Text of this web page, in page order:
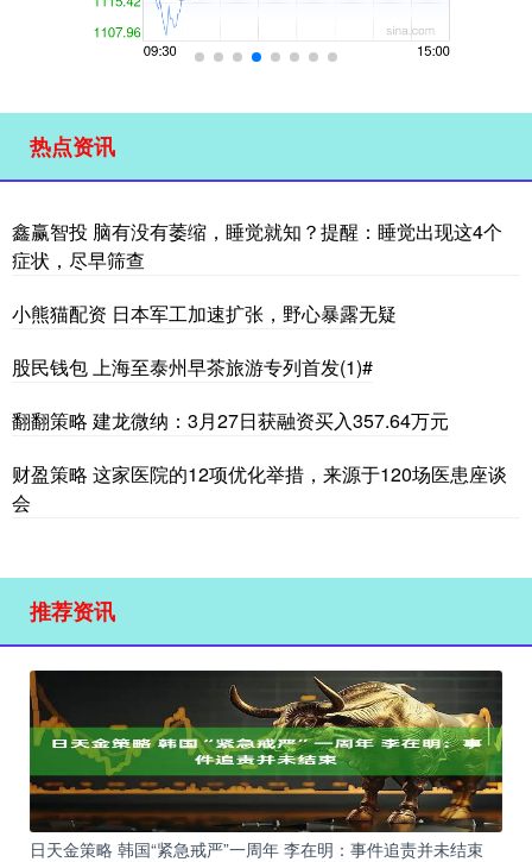
热点资讯
鑫赢智投 脑有没有萎缩，睡觉就知？提醒：睡觉出现这4个
症状，尽早筛查
小熊猫配资 日本军工加速扩张，野心暴露无疑
股民钱包 上海至泰州早茶旅游专列首发(1)#
翻翻策略 建龙微纳：3月27日获融资买入357.64万元
财盈策略 这家医院的12项优化举措，来源于120场医患座谈
会
推荐资讯
日天金策略 韩国“紧急戒严”一周年 李在明：事件追责并未结束